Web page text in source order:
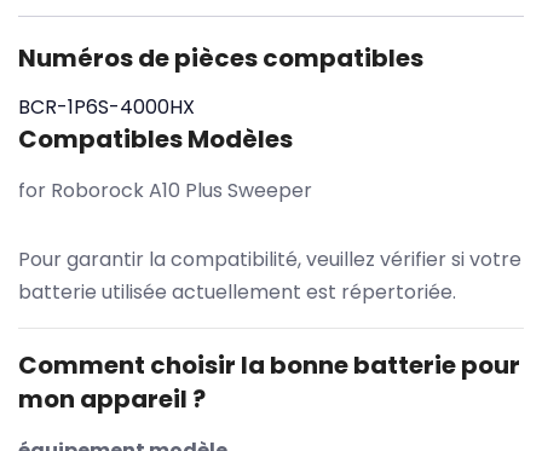
Numéros de pièces compatibles
BCR-1P6S-4000HX
Compatibles Modèles
for Roborock A10 Plus Sweeper
Pour garantir la compatibilité, veuillez vérifier si votre
batterie utilisée actuellement est répertoriée.
Comment choisir la bonne batterie pour
mon appareil ?